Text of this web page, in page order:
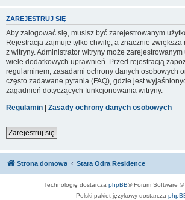
ZAREJESTRUJ SIĘ
Aby zalogować się, musisz być zarejestrowanym
Rejestracja zajmuje tylko chwilę, a znacznie zwiększa
z witryny. Administrator witryny może
wiele dodatkowych uprawnień. Przed rejestracją
regulaminem, zasadami ochrony danych osobowych
często zadawane pytania (FAQ), gdzie jest
zagadnień dotyczących funkcjonowania witryny.
Regulamin | Zasady ochrony danych osobowych
Zarejestruj się
Strona domowa Stara Odra Residence
Technologię dostarcza phpBB® Forum Software ©
Polski pakiet językowy dostarcza